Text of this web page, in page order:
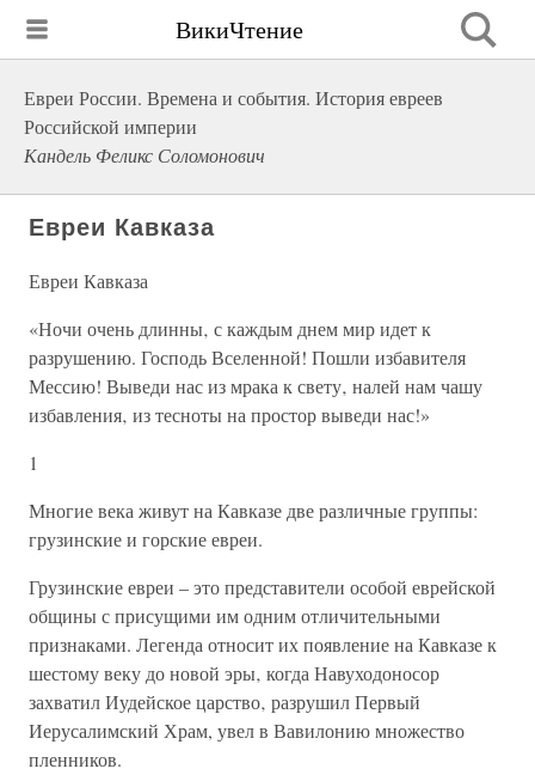
ВикиЧтение
Евреи России. Времена и события. История евреев
Российской империи
Кандель Феликс Соломонович
Евреи Кавказа
Евреи Кавказа
«Ночи очень длинны‚ с каждым днем мир идет к
разрушению. Господь Вселенной! Пошли избавителя
Мессию! Выведи нас из мрака к свету‚ налей нам чашу
избавления‚ из тесноты на простор выведи нас!»
1
Многие века живут на Кавказе две различные группы:
грузинские и горские евреи.
Грузинские евреи – это представители особой еврейской
общины с присущими им одним отличительными
признаками. Легенда относит их появление на Кавказе к
шестому веку до новой эры‚ когда Навуходоносор
захватил Иудейское царство‚ разрушил Первый
Иерусалимский Храм, увел в Вавилонию множество
пленников.